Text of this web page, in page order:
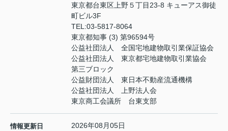
東京都台東区上野５丁目23-8 キューアス御徒
町ビル3F
TEL:03-5817-8064
東京都知事 (3) 第96594号
公益社団法人 全国宅地建物取引業保証協会
公益社団法人 東京都宅地建物取引業協会
第三ブロック
公益財団法人 東日本不動産流通機構
公益社団法人 上野法人会
東京商工会議所 台東支部
情報更新日 2026年08月05日